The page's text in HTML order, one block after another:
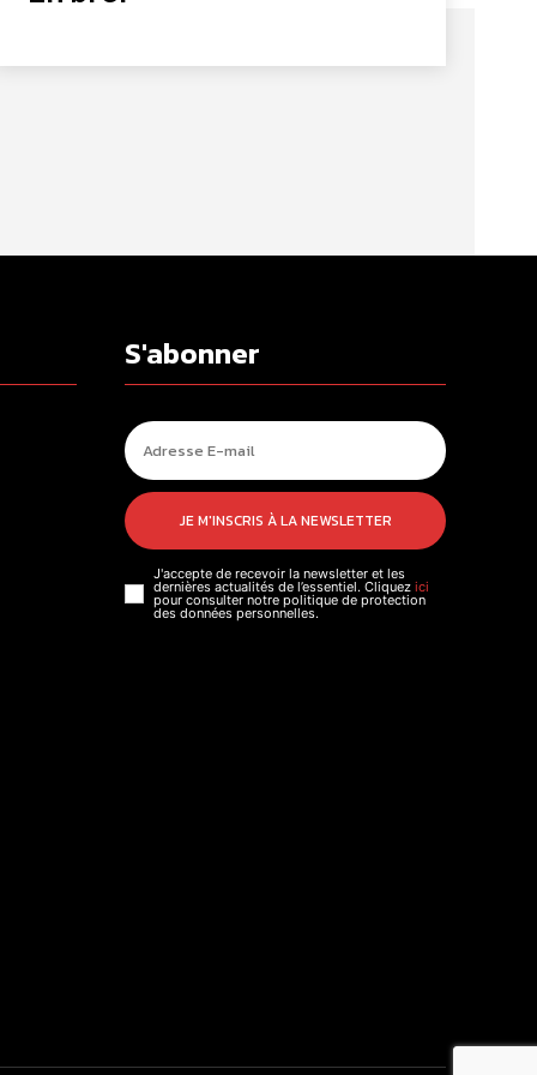
S'abonner
JE M'INSCRIS À LA NEWSLETTER
J'accepte de recevoir la newsletter et les
dernières actualités de l’essentiel. Cliquez ici
pour consulter notre politique de protection
des données personnelles.